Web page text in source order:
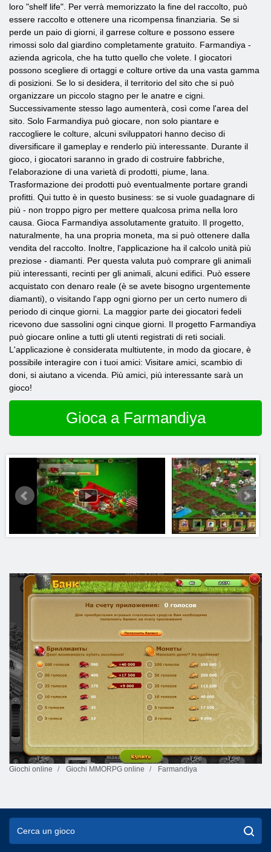
loro "shelf life". Per verrà memorizzato la fine del raccolto, può
essere raccolto e ottenere una ricompensa finanziaria. Se si
perde un paio di giorni, il garrese colture e possono essere
rimossi solo dal giardino completamente gratuito. Farmandiya -
azienda agricola, che ha tutto quello che volete. I giocatori
possono scegliere di ortaggi e colture ortive da una vasta gamma
di posizioni. Se lo si desidera, il territorio del sito che si può
organizzare un piccolo stagno per le anatre e cigni.
Successivamente stesso lago aumenterà, così come l'area del
sito. Solo Farmandiya può giocare, non solo piantare e
raccogliere le colture, alcuni sviluppatori hanno deciso di
diversificare il gameplay e renderlo più interessante. Durante il
gioco, i giocatori saranno in grado di costruire fabbriche,
l'elaborazione di una varietà di prodotti, piume, lana.
Trasformazione dei prodotti può eventualmente portare grandi
profitti. Qui tutto è in questo business: se si vuole guadagnare di
più - non troppo pigro per mettere qualcosa prima nella loro
causa. Gioca Farmandiya assolutamente gratuito. Il progetto,
naturalmente, ha una propria moneta, ma si può ottenere dalla
vendita del raccolto. Inoltre, l'applicazione ha il calcolo unità più
preziose - diamanti. Per questa valuta può comprare gli animali
più interessanti, recinti per gli animali, alcuni edifici. Può essere
acquistato con denaro reale (è se avete bisogno urgentemente
diamanti), o visitando l'app ogni giorno per un certo numero di
periodo di cinque giorni. La maggior parte dei giocatori fedeli
ricevono due sassolini ogni cinque giorni. Il progetto Farmandiya
può giocare online a tutti gli utenti registrati di reti sociali.
L'applicazione è considerata multiutente, in modo da giocare, è
possibile interagire con i tuoi amici: Visitare amici, scambio di
doni, si aiutano a vicenda. Più amici, più interessante sarà un
gioco!
Gioca a Farmandiya
Giochi online Giochi MMORPG online Farmandiya